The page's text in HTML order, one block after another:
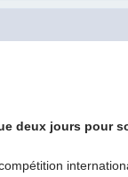
deux jours pour